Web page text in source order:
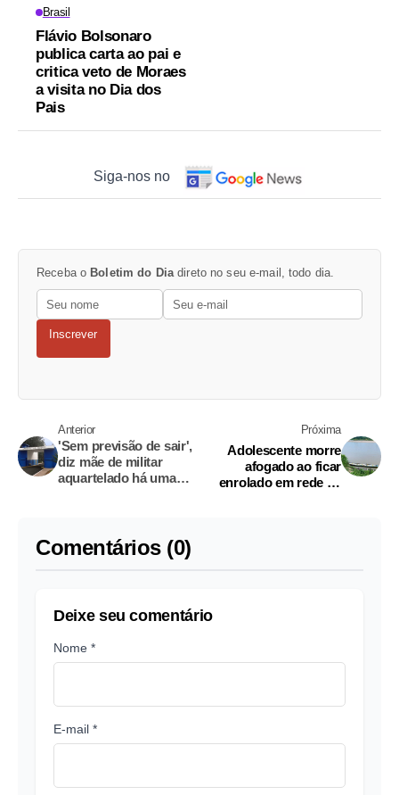
Brasil
Flávio Bolsonaro
publica carta ao pai e
critica veto de Moraes
a visita no Dia dos
Pais
Siga-nos no
Receba o Boletim do Dia direto no seu e-mail, todo dia.
Inscrever
Anterior
'Sem previsão de sair',
diz mãe de militar
aquartelado há uma
Próxima
Adolescente morre
afogado ao ficar
enrolado em rede de
Comentários (0)
Deixe seu comentário
Nome *
E-mail *